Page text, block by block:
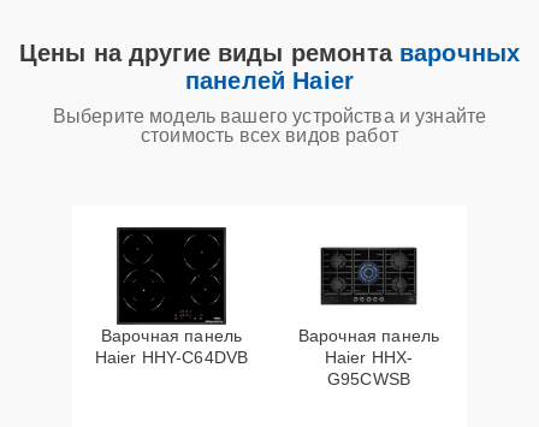
Цены на другие виды ремонта варочных
панелей Haier
Выберите модель вашего устройства и узнайте
стоимость всех видов работ
Варочная панель
Haier HHY-C64DVB
Варочная панель
Haier HHX-
G95CWSB